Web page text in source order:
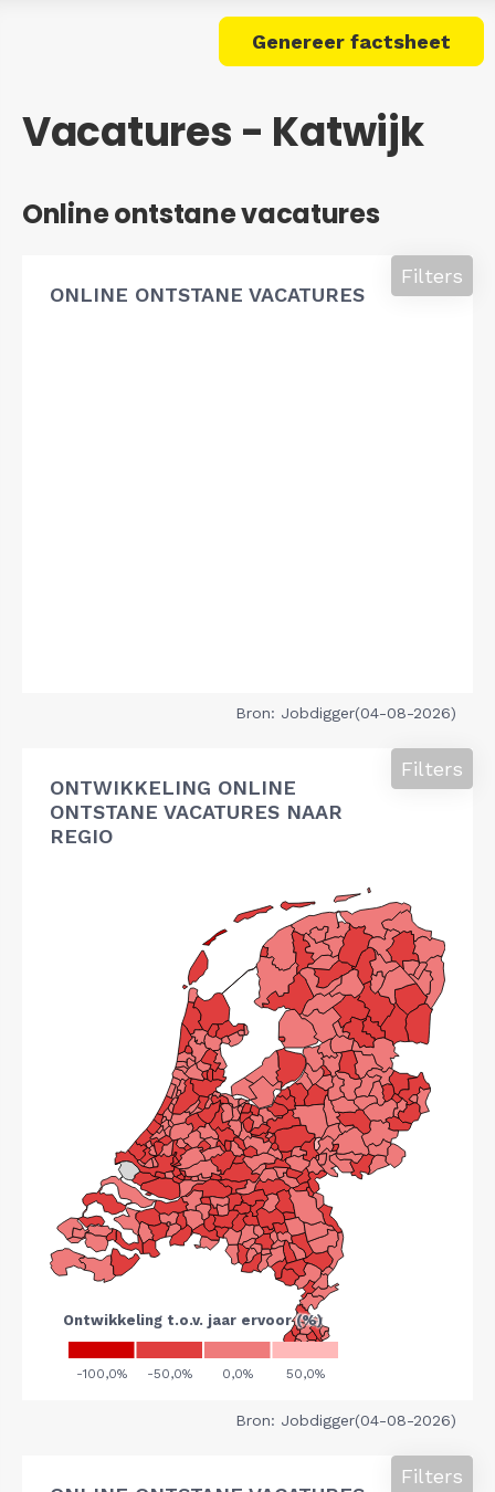
Genereer factsheet
Vacatures - Katwijk
Online ontstane vacatures
ONLINE ONTSTANE VACATURES
Filters
Bron: Jobdigger(04-08-2026)
ONTWIKKELING ONLINE
ONTSTANE VACATURES NAAR
REGIO
Filters
Bron: Jobdigger(04-08-2026)
Filters